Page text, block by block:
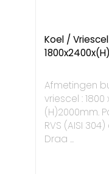
Koel /
Afmetingen
vriescel : 1800
(H)2000mm.
RVS (AISI
Draa ...